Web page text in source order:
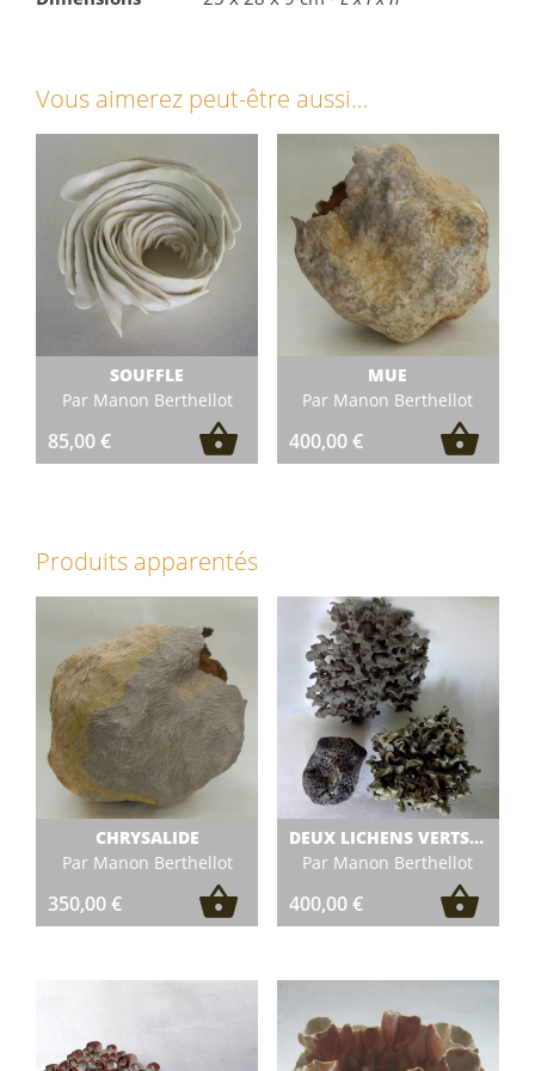
Vous aimerez peut-être aussi…
SOUFFLE
Par Manon Berthellot
85,00€
MUE
Par Manon Berthellot
400,00€
Produits apparentés
CHRYSALIDE
Par Manon Berthellot
350,00€
DEUX LICHENS VERTS TORTUEUX ET PETIT CAILLOU
Par Manon Berthellot
400,00€